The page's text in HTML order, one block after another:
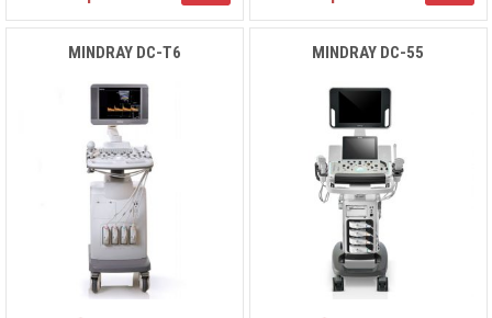
MINDRAY DC-Т6 MINDRAY DC-55